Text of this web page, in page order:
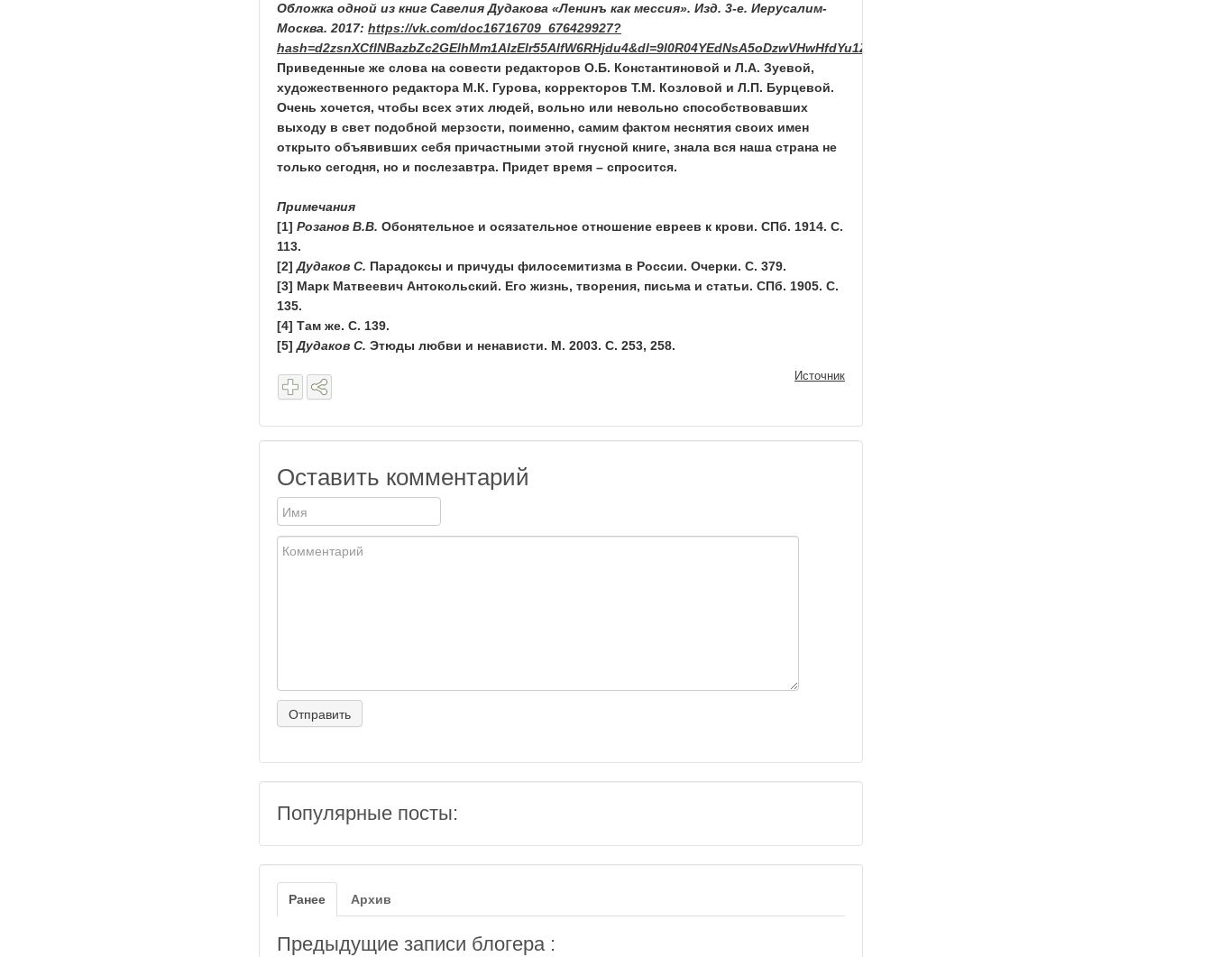
Обложка одной из книг Савелия Дудакова «Ленинъ как мессия». Изд. 3-е. Иерусалим-
Москва. 2017: https://vk.com/doc16716709_676429927?
hash=d2zsnXCfINBazbZc2GElhMm1AIzEIr55AlfW6RHjdu4&dl=9I0R04YEdNsA5oDzwVHwHfdYu1Zu1kvTi5ZB6Z2Q8PP&api=1&no_preview=1
Приведенные же слова на совести редакторов О.Б. Константиновой и Л.А. Зуевой,
художественного редактора М.К. Гурова, корректоров Т.М. Козловой и Л.П. Бурцевой.
Очень хочется, чтобы всех этих людей, вольно или невольно способствовавших
выходу в свет подобной мерзости, поименно, самим фактом неснятия своих имен
открыто объявивших себя причастными этой гнусной книге, знала вся наша страна не
только сегодня, но и послезавтра. Придет время – спросится.
Примечания
[1] Розанов В.В. Обонятельное и осязательное отношение евреев к крови. СПб. 1914. С.
113.
[2]Дудаков С. Парадоксы и причуды филосемитизма в России. Очерки. С. 379.
[3] Марк Матвеевич Антокольский. Его жизнь, творения, письма и статьи. СПб. 1905. С.
135.
[4] Там же. С. 139.
[5]Дудаков С. Этюды любви и ненависти. М. 2003. С. 253, 258.
Источник
Оставить комментарий
Популярные посты:
Ранее Архив
Предыдущие записи блогера :